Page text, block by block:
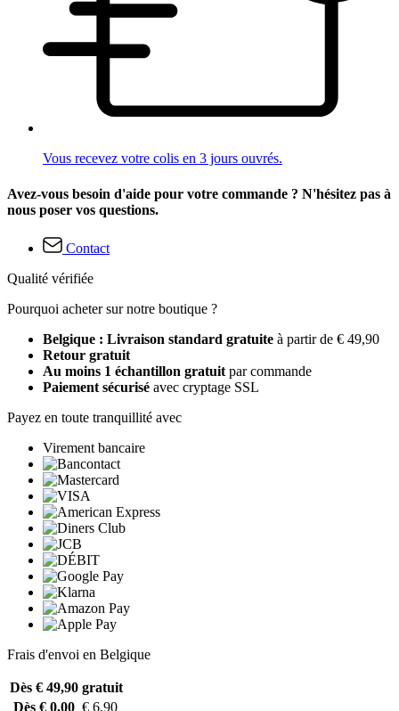
Vous recevez votre colis en 3 jours ouvrés.
Avez-vous besoin d'aide pour votre commande ? N'hésitez pas à
nous poser vos questions.
Contact
Qualité vérifiée
Pourquoi acheter sur notre boutique ?
Belgique : Livraison standard gratuite à partir de € 49,90
Retour gratuit
Au moins 1 échantillon gratuit par commande
Paiement sécurisé avec cryptage SSL
Payez en toute tranquillité avec
Virement bancaire
Frais d'envoi en Belgique
Dès € 49,90 gratuit
Dès € 0,00 € 6,90